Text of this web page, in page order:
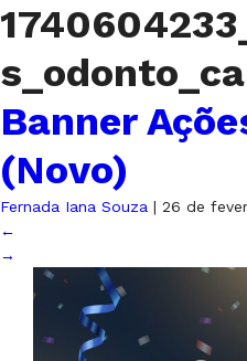
Banner
(Novo)
Fernada Iana Souza | 26 de
←
→